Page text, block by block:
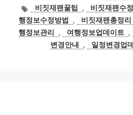
테
고
리
태
그
비짓재팬꿀팁 , 비짓재팬수
행정보수정방법
, 비짓재팬총정리
행정보관리
, 여행정보업데이트 ,
변경안내
, 일정변경업